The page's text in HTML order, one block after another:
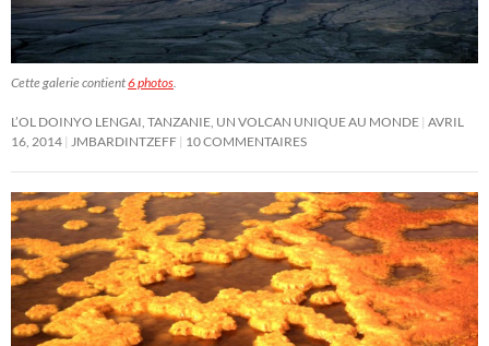
Cette galerie contient6 photos.
L’OL DOINYO LENGAI, TANZANIE, UN VOLCAN UNIQUE AU MONDE AVRIL
16, 2014 JMBARDINTZEFF 10 COMMENTAIRES